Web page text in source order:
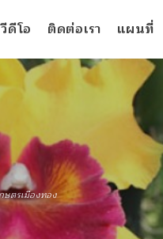
วีดีโอ ติดต่อเรา แผนที่
ษตรเมืองทอง